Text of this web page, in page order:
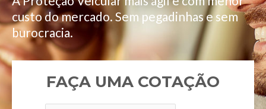
custo do mercado. Sem pegadinhas e sem
burocracia.
FAÇA UMA COTAÇÃO